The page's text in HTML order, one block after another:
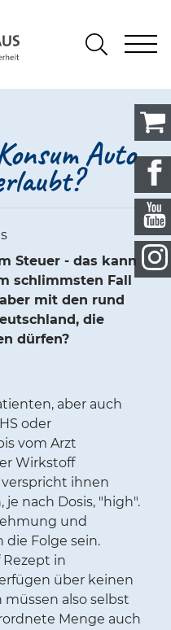
und
Suchen
Auto
Steuer - das kann
schlimmsten Fall
mit den rund
die
dürfen?
aber auch
oder
vom Arzt
Wirkstoff
verspricht ihnen
nach Dosis, "high".
und
Folge sein.
in
über keinen
also selbst
Menge auch